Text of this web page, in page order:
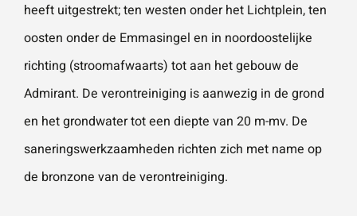
AG
heeft uitgestrekt; ten westen onder het Lichtplein, ten
oosten onder de Emmasingel en in noordoostelijke
richting (stroomafwaarts) tot aan het gebouw de
Admirant. De verontreiniging is aanwezig in de grond
en het grondwater tot een diepte van 20 m-mv. De
saneringswerkzaamheden richten zich met name op
de bronzone van de verontreiniging.